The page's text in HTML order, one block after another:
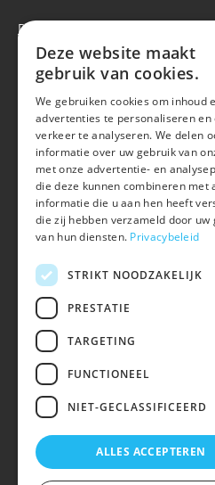
Déclaration de confidentialité
cookies
BWP
Waversebaan 99
B-3050 OUD-HEVERLEE
+32 (0) 16 47 99 80
+32 (0) 16 47 99 85
info@belgian-
TVA BE 0410.346.424
IBAN BE40 7364 0368 4863
Ouvert tous les jours
16u
Suivez-nous sur
Deze website maakt
gebruik van cookies.
We gebruiken cookies om inhoud
advertenties te personaliseren en
verkeer te analyseren. We delen
informatie over uw gebruik van
met onze advertentie- en
die deze kunnen combineren met
informatie die u aan hen heeft
die zij hebben verzameld door uw
van hun diensten. Privacybeleid
STRIKT NOODZAKELIJK
PRESTATIE
TARGETING
FUNCTIONEEL
NIET-GECLASSIFICEERD
ALLES ACCEPTEREN